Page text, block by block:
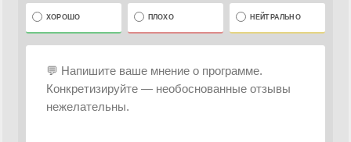
ХОРОШО ПЛОХО НЕЙТРАЛЬНО